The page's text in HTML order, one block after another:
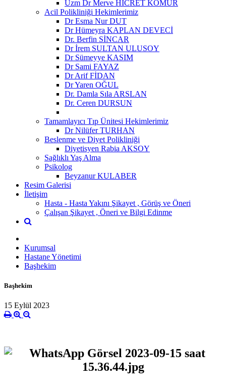
Uzm Dr Merve HİCRET KÖMÜR
Acil Polikliniği Hekimlerimiz
Dr Esma Nur DUT
Dr Hümeyra KAPLAN DEVECİ
Dr. Berfin SİNCAR
Dr İrem SULTAN ULUSOY
Dr Sümeyye KASIM
Dr Sami FAYAZ
Dr Arif FİDAN
Dr Yaren OĞUL
Dr. Damla Sıla ARSLAN
Dr. Ceren DURSUN
Tamamlayıcı Tıp Ünitesi Hekimlerimiz
Dr Nilüfer TURHAN
Beslenme ve Diyet Polikliniği
Diyetisyen Rabia AKSOY
Sağlıklı Yaş Alma
Psikolog
Beyzanur KULABER
Resim Galerisi
İletişim
Hasta - Hasta Yakını Şikayet , Görüş ve Öneri
Çalışan Şikayet , Öneri ve Bilgi Edinme
Kurumsal
Hastane Yönetimi
Başhekim
Başhekim
15 Eylül 2023